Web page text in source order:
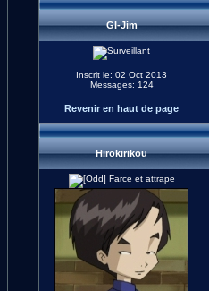
GI-Jim
Inscrit le: 02 Oct 2013
Messages: 124
Revenir en haut de page
Hirokirikou